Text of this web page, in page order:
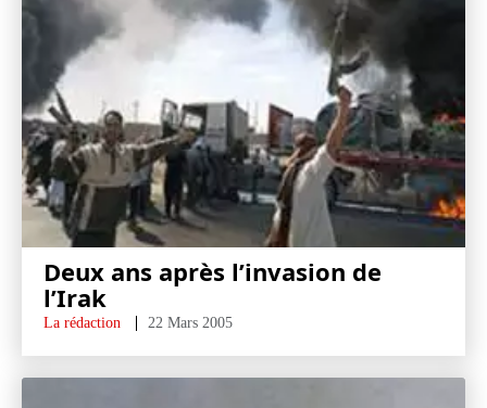
Deux ans après l’invasion de
l’Irak
La rédaction 22 Mars 2005